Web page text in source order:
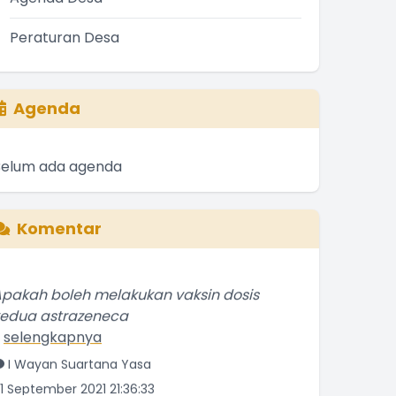
Peraturan Desa
Agenda
ada agenda
Komentar
astrazeneca
selengkapnya
I Wayan Suartana Yasa
September 2021 21:36:33